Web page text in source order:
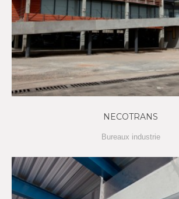
NECOTRANS
Bureaux industrie